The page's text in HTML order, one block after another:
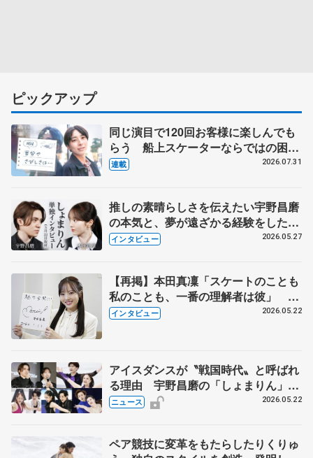
ピックアップ
同じ演目で120回お客様に楽しんでも
らう 船上スケーターならではの困難
とは 影響あったPIW前キャプテン松
連載 2026.07.31
推しの素晴らしさを伝えたい宇野昌磨
の本気と、夢が遠ざかる経験をした本
田真凜の覚悟
インタビュー 2026.05.27
【再掲】本田真凜「スケートのことも
私のことも、一番の理解者は彼」 引
退時の単独インタビューで語った競技
インタビュー 2026.05.22
アイスダンスが〝戦国時代〟と呼ばれ
る理由 宇野昌磨の「しょまりん」ら
実力者が相次いで参戦 国内の競争激
ニュース 2026.05.22
ペア競技に変革をもたらしたりくりゅ